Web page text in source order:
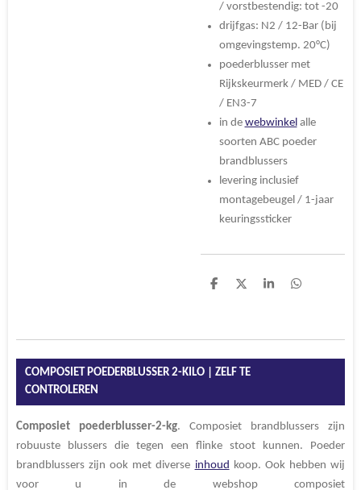
/ vorstbestendig: tot -20
drijfgas: N2 / 12-Bar (bij
omgevingstemp. 20°C)
poederblusser met
Rijkskeurmerk / MED / CE
/ EN3-7
in de webwinkelalle
soorten ABC poeder
brandblussers
levering inclusief
montagebeugel / 1-jaar
keuringssticker
D
D
S
D
COMPOSIET POEDERBLUSSER 2-KILO | ZELF TE
CONTROLEREN
Composiet poederblusser-2-kg. Composiet brandblussers zijn
robuuste blussers die tegen een flinke stoot kunnen. Poeder
brandblussers zijn ook met diverse inhoud koop. Ook hebben wij
voor u in de webshop composiet